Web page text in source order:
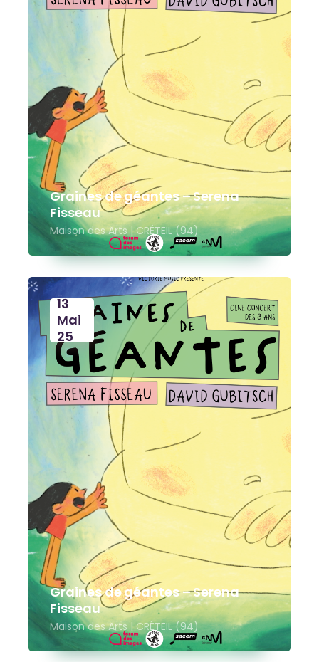
Graines de géantes – Serena
Fisseau
Maison des Arts | CRÉTEIL (94)
13
Mai
25
Graines de géantes – Serena
Fisseau
Maison des Arts | CRÉTEIL (94)